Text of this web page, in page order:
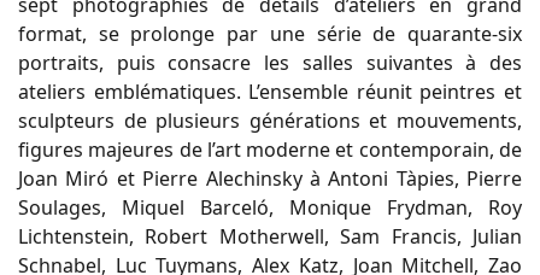
format, se prolonge par une série de quarante-six
portraits, puis consacre les salles suivantes à des
ateliers emblématiques. L’ensemble réunit peintres et
sculpteurs de plusieurs générations et mouvements,
figures majeures de l’art moderne et contemporain, de
Joan Miró et Pierre Alechinsky à Antoni Tàpies, Pierre
Soulages, Miquel Barceló, Monique Frydman, Roy
Lichtenstein, Robert Motherwell, Sam Francis, Julian
Schnabel, Luc Tuymans, Alex Katz, Joan Mitchell, Zao